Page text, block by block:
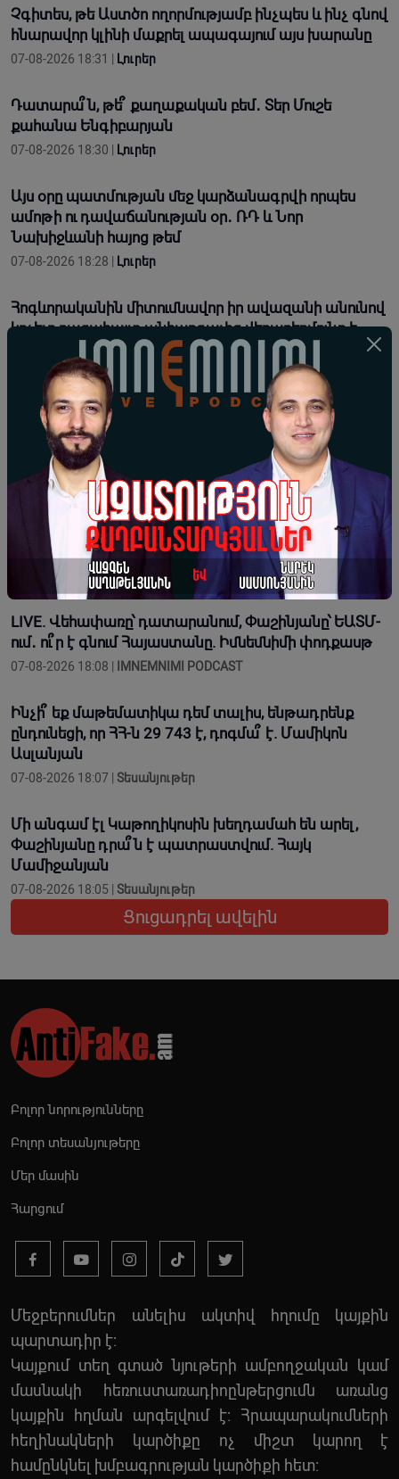
Չգիտես, թե Աստծո ողորմությամբ ինչպես և ինչ գնով
հնարավոր կլինի մաքրել ապագայում այս խարանը
07-08-2026 18:31 | Լուրեր
Դատարա՞ն, թե՞ քաղաքական բեմ․ Տեր Մուշե
քահանա Ենգիբարյան
07-08-2026 18:30 | Լուրեր
Այս օրը պատմության մեջ կարձանագրվի որպես
ամոթի ու դավաճանության օր․ ՌԴ և Նոր
Նախիջևանի հայոց թեմ
07-08-2026 18:28 | Լուրեր
Հոգևորականին միտումնավոր իր ավազանի անունով
կոչելը բացահայտ անհարգալից վերաբերմունք է.
07-08-2026 18:26 |
Երբ վարչապետ ես, չի նշանակում, որ ինչ ուզես,
կարաս անես, Վեհափառին հեռացնելու
ընթացակարգ չկա
07-08-2026 18:13 |Տեսանյութեր
Կաթողիկոսն օրհնում է հաջակցություն իրեն ու
Եկեղեցուն եկած բազմաթիվ քաղաքացիներին
07-08-2026 18:09 |Տեսանյութեր
LIVE. Վեհափառը՝ դատարանում, Փաշինյանը՝ ԵԱՏՄ-
ում․ ու՞ր է գնում Հայաստանը. Իմնեմնիմի փոդքասթ
07-08-2026 18:08 | IMNEMNIMI PODCAST
Ինչի՞ եք մաթեմատիկա դեմ տալիս, ենթադրենք
ընդունեցի, որ ՀՀ-ն 29 743 է, դոգմա՞ է. Մամիկոն
Ասլանյան
07-08-2026 18:07 | Տեսանյութեր
Մի անգամ էլ Կաթողիկոսին խեղդամահ են արել,
Փաշինյանը դրա՞ն է պատրաստվում. Հայկ
Մամիջանյան
07-08-2026 18:05 | Տեսանյութեր
Ցուցադրել ավելին
Բոլոր նորությունները
Բոլոր տեսանյութերը
Մեր մասին
Հարցում
Մեջբերումներ անելիս ակտիվ հղումը կայքին
պարտադիր է:
Կայքում տեղ գտած նյութերի ամբողջական կամ
մասնակի հեռուստառադիոընթերցումն առանց
կայքին հղման արգելվում է: Հրապարակումների
հեղինակների կարծիքը ոչ միշտ կարող է
համընկնել խմբագրության կարծիքի հետ: